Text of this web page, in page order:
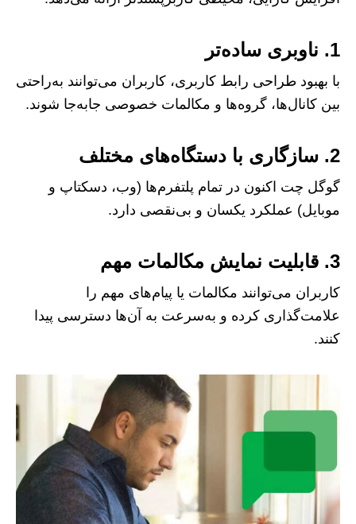
1. ناوبری ساده‌تر
با بهبود طراحی رابط کاربری، کاربران می‌توانند به‌راحتی
بین کانال‌ها، گروه‌ها و مکالمات خصوصی جابه‌جا شوند.
2. سازگاری با دستگاه‌های مختلف
گوگل چت اکنون در تمام پلتفرم‌ها (وب، دسکتاپ و
موبایل) عملکرد یکسان و بی‌نقصی دارد.
3. قابلیت نمایش مکالمات مهم
کاربران می‌توانند مکالمات یا پیام‌های مهم را
علامت‌گذاری کرده و به‌سرعت به آن‌ها دسترسی پیدا
کنند.